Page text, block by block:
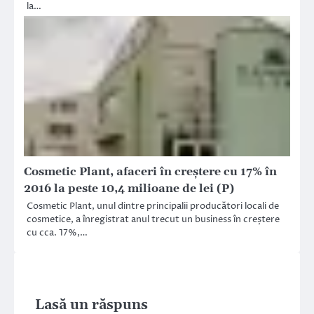
la…
Cosmetic Plant, afaceri în creștere cu 17% în
2016 la peste 10,4 milioane de lei (P)
Cosmetic Plant, unul dintre principalii producători locali de
cosmetice, a înregistrat anul trecut un business în creștere
cu cca. 17%,…
Lasă un răspuns